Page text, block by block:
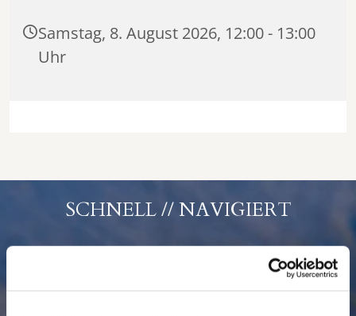
Samstag, 8. August 2026, 12:00 - 13:00
Uhr
SCHNELL // NAVIGIERT